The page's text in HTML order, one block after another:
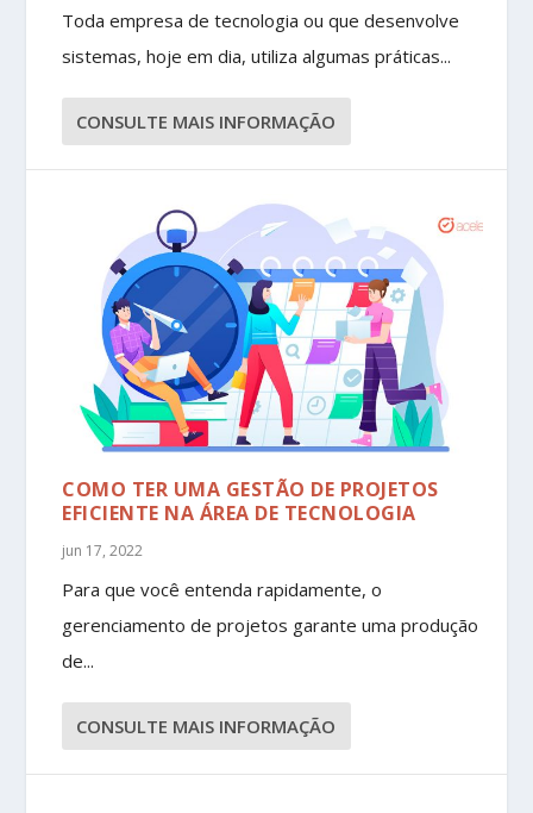
Toda empresa de tecnologia ou que desenvolve
sistemas, hoje em dia, utiliza algumas práticas...
CONSULTE MAIS INFORMAÇÃO
COMO TER UMA GESTÃO DE PROJETOS
EFICIENTE NA ÁREA DE TECNOLOGIA
jun 17, 2022
Para que você entenda rapidamente, o
gerenciamento de projetos garante uma produção
de...
CONSULTE MAIS INFORMAÇÃO